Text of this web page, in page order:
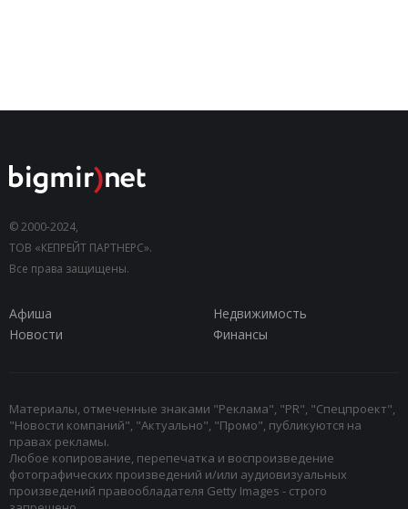
© 2000-2024,
ТОВ «КЕПРЕЙТ ПАРТНЕРС».
Все права защищены.
Афиша
Недвижимость
Новости
Финансы
Материалы, отмеченные знаками "Реклама", "PR", "Спецпроект",
"Новости компаний", "Актуально", "Промо", публикуются на
правах рекламы.
Любое копирование, перепечатка и воспроизведение
фотографических произведений и/или аудиовизуальных
произведений правообладателя Getty Images - строго